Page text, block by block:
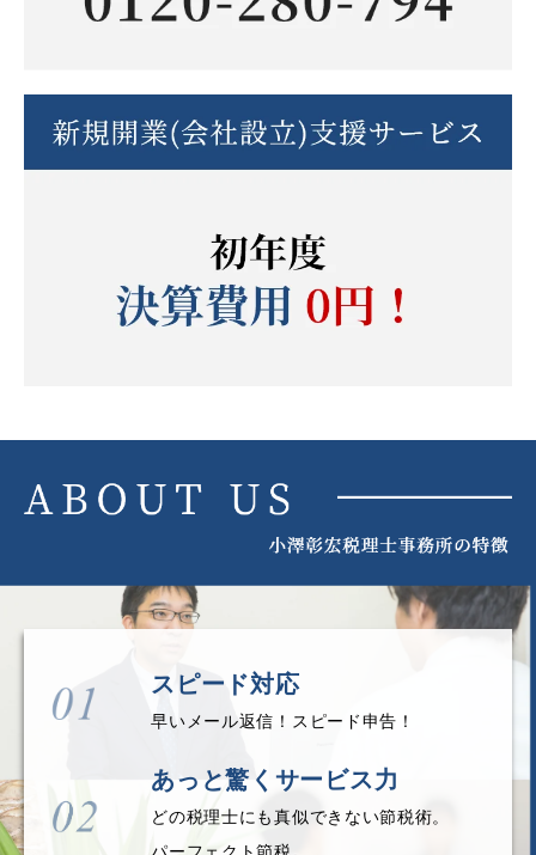
スピード対応
早いメール返信！スピード申告！
あっと驚くサービス力
どの税理士にも真似できない節税術。